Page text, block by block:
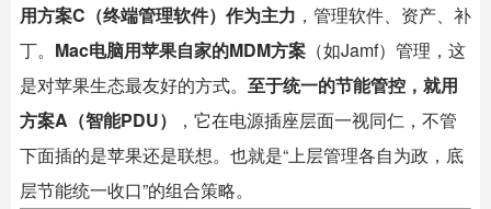
用方案C（终端管理软件）作为主力 ，管理软件、资产、补
丁。 Mac电脑用苹果自家的MDM方案 （如Jamf）管理，这
是对苹果生态最友好的方式。 至于统一的节能管控，就用
方案A（智能PDU）
，它在电源插座层面一视同仁，不管
下面插的是苹果还是联想。也就是“上层管理各自为政，底
层节能统一收口”的组合策略。